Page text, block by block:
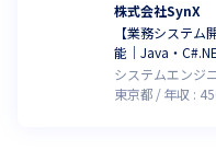
株式会社SynX
【業務システ
能｜Java・
システムエンジ
東京都
年収 :